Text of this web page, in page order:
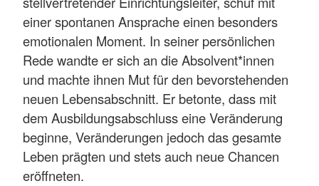
einer spontanen Ansprache einen besonders
emotionalen Moment. In seiner persönlichen
Rede wandte er sich an die Absolvent*innen
und machte ihnen Mut für den bevorstehenden
neuen Lebensabschnitt. Er betonte, dass mit
dem Ausbildungsabschluss eine Veränderung
beginne, Veränderungen jedoch das gesamte
Leben prägten und stets auch neue Chancen
eröffneten.